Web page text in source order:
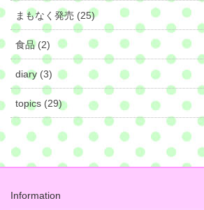
まもなく発売 (25)
食品 (2)
diary (3)
topics (29)
Information